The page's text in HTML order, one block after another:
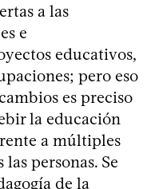
a las
e
educativos,
pero eso
es preciso
la educación
a múltiples
personas. Se
de la